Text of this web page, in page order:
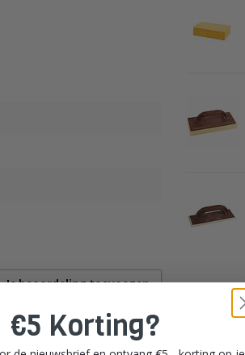
Je beoordeling toevoegen
€5 Korting?